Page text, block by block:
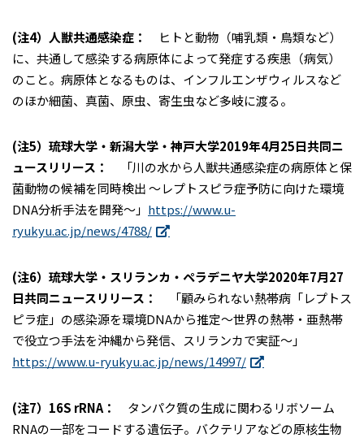
(注4）人獣共通感染症：
ヒトと動物（哺乳類・鳥類など）
に、共通して感染する病原体によって発症する疾患（病気）
のこと。病原体となるものは、インフルエンザウィルスなど
のほか細菌、真菌、原虫、寄生虫など多岐に渡る。
(注5）琉球大学・新潟大学・神戸大学2019年4月25日共同ニ
ュースリリース：
「川の水から人獣共通感染症の病原体と保
菌動物の候補を同時検出 ～レプトスピラ症予防に向けた環境
DNA分析手法を開発～」 https://www.u-
ryukyu.ac.jp/news/4788/
(注6）琉球大学・スリランカ・ペラデニヤ大学2020年7月27
日共同ニュースリリース：
「顧みられない熱帯病「レプトス
ピラ症」の感染源を環境DNAから推定～世界の熱帯・亜熱帯
で役立つ手法を沖縄から発信、スリランカで実証～」
https://www.u-ryukyu.ac.jp/news/14997/
(注7）16S rRNA：
タンパク質の生成に関わるリボソーム
RNAの一部をコードする遺伝子。バクテリアなどの原核生物